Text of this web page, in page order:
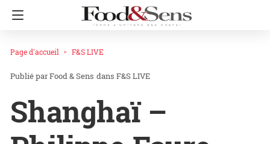
Page d'accueil F&S LIVE
Food & Sens dans F&S LIVE
Shanghaï –